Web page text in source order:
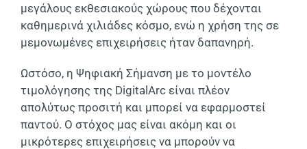
μεγάλους εκθεσιακούς χώρους που δέχονται
καθημερινά χιλιάδες κόσμο, ενώ η χρήση της σε
μεμονωμένες επιχειρήσεις ήταν δαπανηρή.
Ωστόσο, η Ψηφιακή Σήμανση με το μοντέλο
τιμολόγησης της DigitalArc είναι πλέον
απολύτως προσιτή και μπορεί να εφαρμοστεί
παντού. Ο στόχος μας είναι ακόμη και οι
μικρότερες επιχειρήσεις να μπορούν να